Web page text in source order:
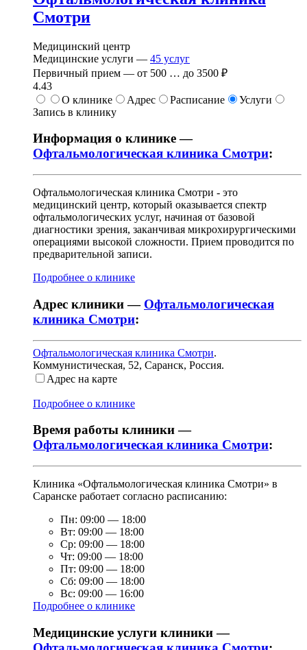
Смотри
Медицинский центр
Медицинские услуги — 45 услуг
Первичный прием — от 500 … до 3500 ₽
4.43
О клинике
Адрес Расписание
Услуги
Запись в клинику
Информация о клинике —
Офтальмологическая клиника Смотри:
Офтальмологическая клиника Смотри - это
медицинский центр, который оказывается спектр
офтальмологических услуг, начиная от базовой
диагностики зрения, заканчивая микрохирургическими
операциями высокой сложности. Прием проводится по
предварительной записи.
Подробнее о клинике
Адрес клиники — Офтальмологическая
клиника Смотри:
Офтальмологическая клиника Смотри.
Коммунистическая, 52, Саранск, Россия.
Адрес на карте
Подробнее о клинике
Время работы клиники —
Офтальмологическая клиника Смотри:
Клиника «Офтальмологическая клиника Смотри» в
Саранске работает согласно расписанию:
Пн: 09:00 — 18:00
Вт: 09:00 — 18:00
Ср: 09:00 — 18:00
Чт: 09:00 — 18:00
Пт: 09:00 — 18:00
Сб: 09:00 — 18:00
Вс: 09:00 — 16:00
Подробнее о клинике
Медицинские услуги клиники —